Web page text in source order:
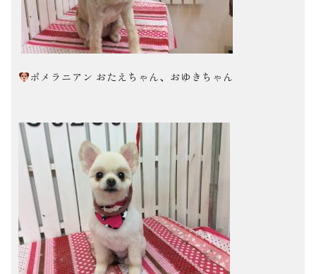
ポメラニアン おたえちゃん、おゆきちゃん